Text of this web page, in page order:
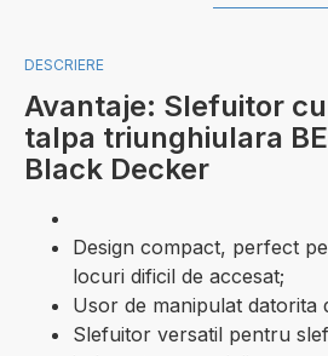
DESCRIERE
Avantaje: Slefuitor
talpa triunghiulara
Black Decker
Design compact, perfect
locuri dificil de accesat;
Usor de manipulat datorita
Slefuitor versatil pentru